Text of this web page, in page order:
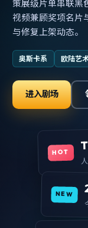
策展级片单串联黑
视频兼顾奖项名片
与修复上架动态。
奥斯卡系 欧陆艺
进入剧场
HOT
NEW